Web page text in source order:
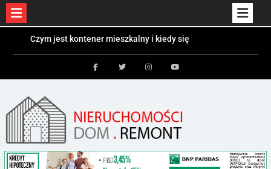
Czym jest kontener mieszkalny i kiedy się
sprawdzi?
Kolektory słoneczne a fotowoltaika – różnice i
zastosowania
Bezpieczeństwo dzieci i zwierząt w ogrodzie –
jakie ogrodzenie wybrać?